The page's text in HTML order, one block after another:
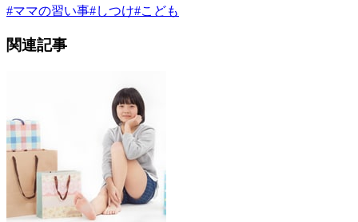
#ママの習い事#しつけ#こども
関連記事